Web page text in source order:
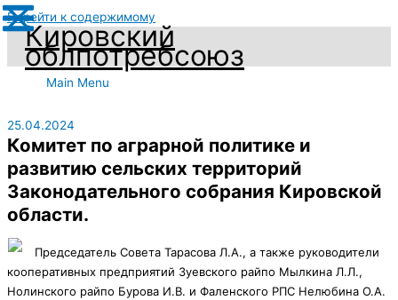
Перейти к содержимому
Кировский
облпотребсоюз
Main Menu
25.04.2024
Комитет по аграрной политике и
развитию сельских территорий
Законодательного собрания Кировской
области.​
Председатель Совета Тарасова Л.А., а также руководители
кооперативных предприятий Зуевского райпо Мылкина Л.Л.,
Нолинского райпо Бурова И.В. и Фаленского РПС Нелюбина О.А.